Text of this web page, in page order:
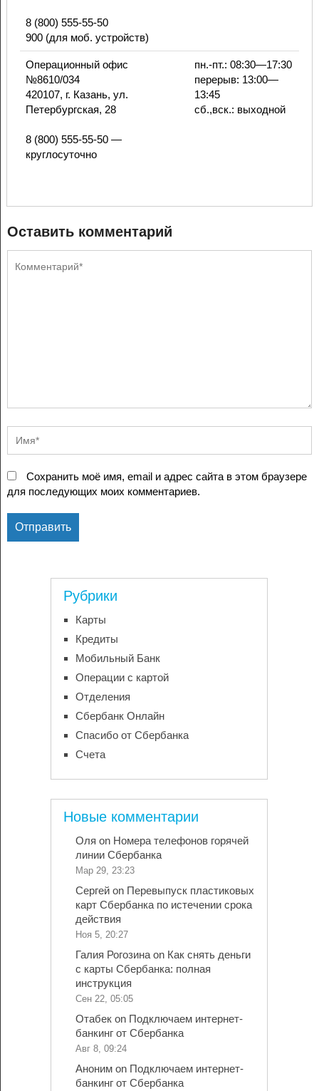
8 (800) 555-55-50
900 (для моб. устройств)
Операционный офис
№8610/034
420107, г. Казань, ул.
Петербургская, 28
8 (800) 555-55-50 —
круглосуточно
пн.-пт.: 08:30—17:30
перерыв: 13:00—
13:45
сб.,вск.: выходной
Оставить комментарий
Сохранить моё имя, email и адрес сайта в этом браузере
для последующих моих комментариев.
Рубрики
Карты
Кредиты
Мобильный Банк
Операции с картой
Отделения
Сбербанк Онлайн
Спасибо от Сбербанка
Счета
Новые комментарии
Оля on Номера телефонов горячей
линии Сбербанка
Мар 29, 23:23
Сергейon Перевыпуск пластиковых
карт Сбербанка по истечении срока
действия
Ноя 5, 20:27
Галия Рогозинаon Как снять деньги
с карты Сбербанка: полная
инструкция
Сен 22, 05:05
Отабекon Подключаем интернет-
банкинг от Сбербанка
Авг 8, 09:24
Анонимon Подключаем интернет-
банкинг от Сбербанка